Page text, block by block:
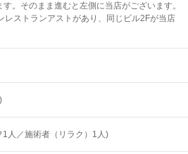
。そのまま進むと左側に当店がございます。
ストランアストがあり、同じビル2Fが当店
人／施術者（リラク）1人)